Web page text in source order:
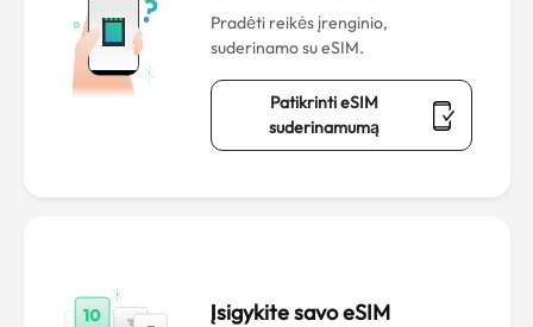
Pradėti reikės įrenginio,
suderinamo su eSIM.
Patikrinti eSIM
suderinamumą
Įsigykite savo eSIM